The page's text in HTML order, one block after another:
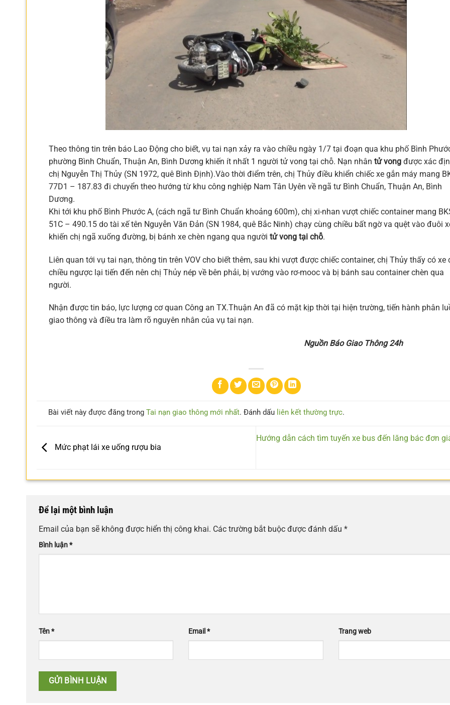
Theo thông tin trên báo Lao Động cho biết, vụ tai nạn xảy ra vào chiều ngày 1/7 tại đoạn qua khu phố Bình
phường Bình Chuẩn, Thuận An, Bình Dương khiến ít nhất 1 người tử vong tại chỗ. Nạn nhân tử vong được xác
chị Nguyễn Thị Thủy (SN 1972, quê Bình Định).Vào thời điểm trên, chị Thủy điều khiển chiếc xe gắn máy mang
77D1 – 187.83 đi chuyển theo hướng từ khu công nghiệp Nam Tân Uyên về ngã tư Bình Chuẩn, Thuận An, Bình
Dương.
Khi tới khu phố Bình Phước A, (cách ngã tư Bình Chuẩn khoảng 600m), chị xi-nhan vượt chiếc container mang
51C – 490.15 do tài xế tên Nguyễn Văn Đản (SN 1984, quê Bắc Ninh) chạy cùng chiều bất ngờ va quệt vào đuôi
khiến chị ngã xuống đường, bị bánh xe chèn ngang qua người tử vong tại chỗ.
Liên quan tới vụ tai nạn, thông tin trên VOV cho biết thêm, sau khi vượt được chiếc container, chị Thủy thấy có xe
chiều ngược lại tiến đến nên chị Thủy nép về bên phải, bị vướng vào rơ-mooc và bị bánh sau container chèn qua
người.
Nhận được tin báo, lực lượng cơ quan Công an TX.Thuận An đã có mặt kịp thời tại hiện trường, tiến hành phân
giao thông và điều tra làm rõ nguyên nhân của vụ tai nạn.
Nguồn Báo Giao Thông 24h
Bài viết này được đăng trong Tai nạn giao thông mới nhất. Đánh dấu liên kết thường trực.
Mức phạt lái xe uống rượu bia
Hướng dẫn cách tìm tuyến xe bus đến lăng bác đơn
Để lại một bình luận
Email của bạn sẽ không được hiển thị công khai. Các trường bắt buộc được đánh dấu *
Bình luận*
Tên* Email* Trang web